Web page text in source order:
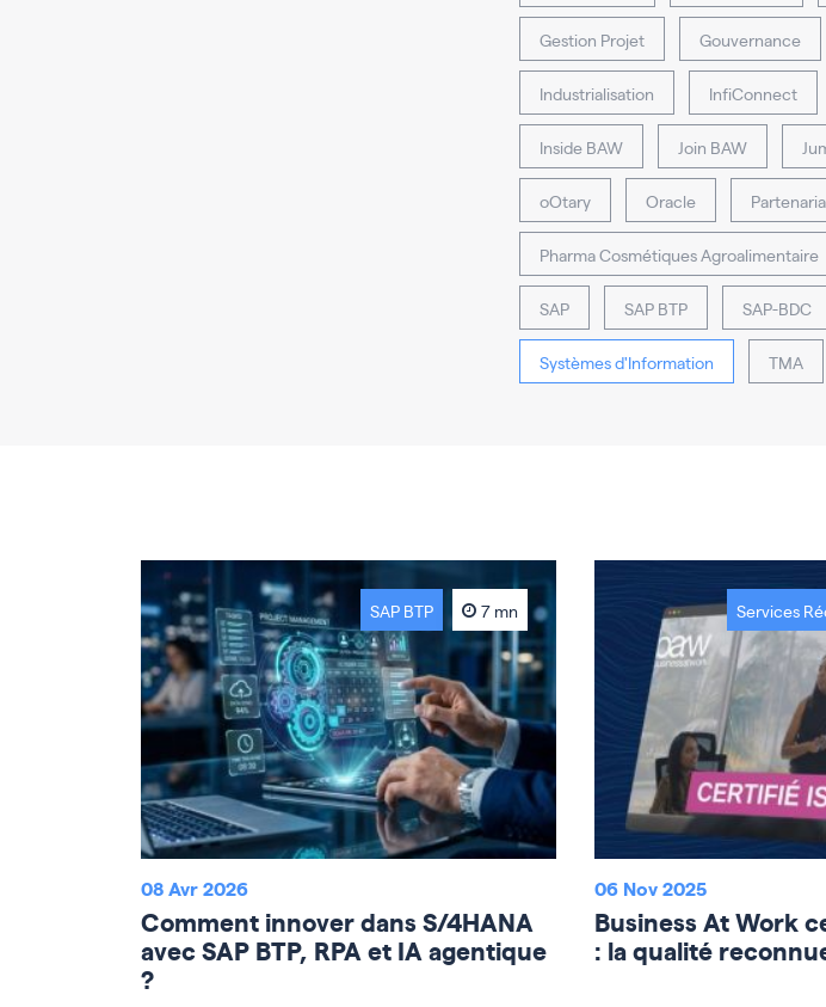
Gestion Projet Gouvernance
Industrialisation InfiConnect
Inside BAW Join BAW
oOtary Oracle
Pharma Cosmétiques Agroalimentaire
SAP SAP BTP SAP-BDC
Systèmes d'Information TMA
SAP BTP 7 mn
08 Avr 2026
Comment innover dans S/4HANA
avec SAP BTP, RPA et IA agentique
?
Services
06 Nov 2025
Business At Work
: la qualité